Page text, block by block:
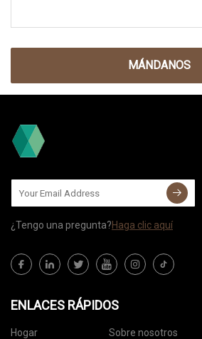
MÁNDANOS
¿Tengo una pregunta?Haga clic aquí
ENLACES RÁPIDOS
Hogar Sobre nosotros